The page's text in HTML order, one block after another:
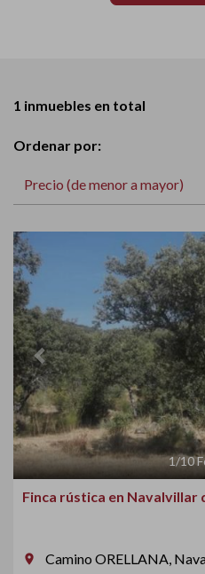
1 inmuebles en total
Ordenar por:
Precio (de menor a mayor)
1/10
Finca rústica en Navalvillar
room
Camino ORELLANA,